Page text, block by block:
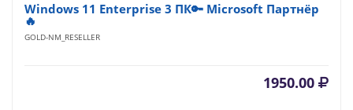
Windows 11 Enterprise 3 ПК🔑 Microsoft Партнёр
🔥
GOLD-NM_RESELLER
1950.00